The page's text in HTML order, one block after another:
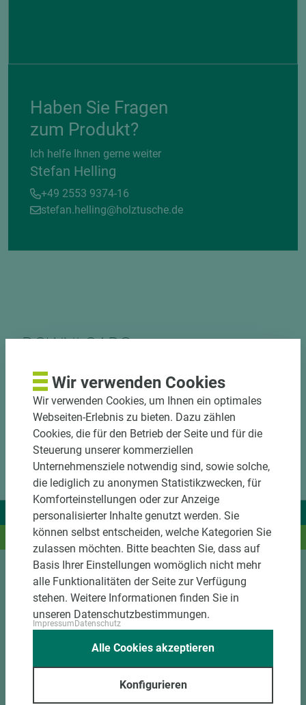
Haben Sie Fragen
zum Produkt?
Ich helfe Ihnen gerne weiter
Stefan Helling
+49 2553 9374-16
stefan.helling@holztusche.de
DOWNLOADS
Wir liefern Ideen.
Und das passende Holz dazu.
Sortiment
Kundenservice
Unternehmen
Wir verwenden Cookies
Wir verwenden Cookies, um Ihnen ein optimales
Webseiten-Erlebnis zu bieten. Dazu zählen
Cookies, die für den Betrieb der Seite und für die
Steuerung unserer kommerziellen
Unternehmensziele notwendig sind, sowie solche,
die lediglich zu anonymen Statistikzwecken, für
Komforteinstellungen oder zur Anzeige
personalisierter Inhalte genutzt werden. Sie
können selbst entscheiden, welche Kategorien Sie
zulassen möchten. Bitte beachten Sie, dass auf
Basis Ihrer Einstellungen womöglich nicht mehr
alle Funktionalitäten der Seite zur Verfügung
stehen. Weitere Informationen finden Sie in
unseren Datenschutzbestimmungen.
ImpressumDatenschutz
Konfigurieren
Alle Cookies akzeptieren